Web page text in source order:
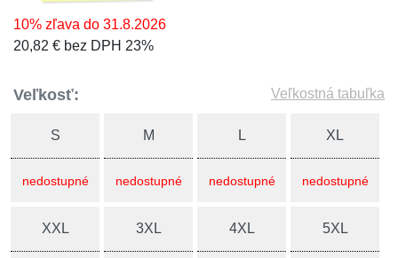
10% zľava do 31.8.2026
20,82 € bez DPH 23%
Veľkosť: Veľkostná tabuľka
S
nedostupné
M
nedostupné
L
nedostupné
XL
nedostupné
XXL 3XL 4XL 5XL